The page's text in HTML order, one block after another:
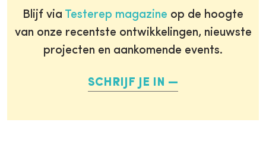
Blijf via Testerep magazine op de hoogte
van onze recentste ontwikkelingen, nieuwste
projecten en aankomende events.
SCHRIJF JE IN